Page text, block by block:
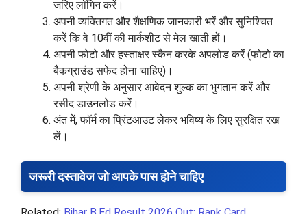
जरिए लॉगिन करें।
अपनी व्यक्तिगत और शैक्षणिक जानकारी भरें और सुनिश्चित
करें कि वे 10वीं की मार्कशीट से मेल खाती हों।
अपनी फोटो और हस्ताक्षर स्कैन करके अपलोड करें (फोटो का
बैकग्राउंड सफेद होना चाहिए)।
अपनी श्रेणी के अनुसार आवेदन शुल्क का भुगतान करें और
रसीद डाउनलोड करें।
अंत में, फॉर्म का प्रिंटआउट लेकर भविष्य के लिए सुरक्षित रख
लें।
जरूरी दस्तावेज जो आपके पास होने चाहिए